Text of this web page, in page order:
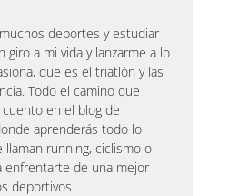
deportes y estudiar
giro a mi vida y lanzarme a lo
que es el triatlón y las
Todo el camino que
en el blog de
aprenderás todo lo
running, ciclismo o
enfrentarte de una mejor
deportivos.